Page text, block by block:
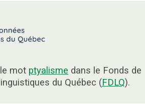
mot ptyalisme dans le Fonds de
du Québec (FDLQ).